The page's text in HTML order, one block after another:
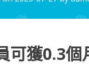
可獲0.3個